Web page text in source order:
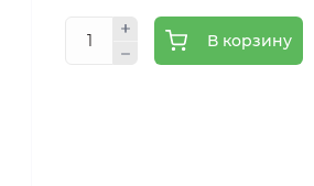
В корзину